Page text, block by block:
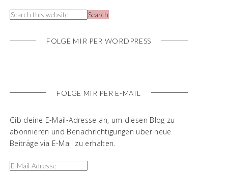
FOLGE MIR PER WORDPRESS
FOLGE MIR PER E-MAIL
Gib deine E-Mail-Adresse an, um diesen Blog zu
abonnieren und Benachrichtigungen über neue
Beiträge via E-Mail zu erhalten.